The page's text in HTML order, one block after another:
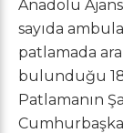
Anadolu
sayıda
patlamada
bulunduğu
Patlamanın